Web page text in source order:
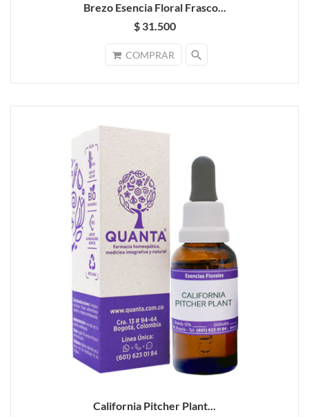
Brezo Esencia Floral Frasco...
$ 31.500
COMPRAR search
California Pitcher Plant...